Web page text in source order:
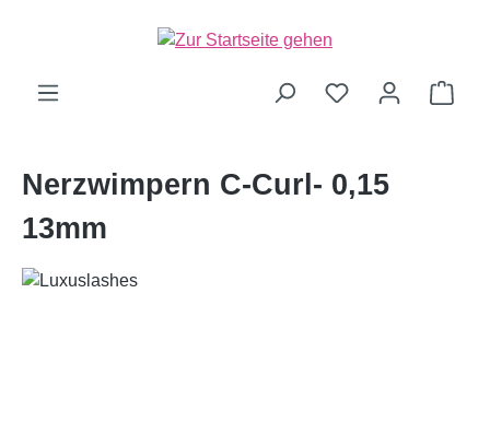
Nerzwimpern C-Curl- 0,15
13mm